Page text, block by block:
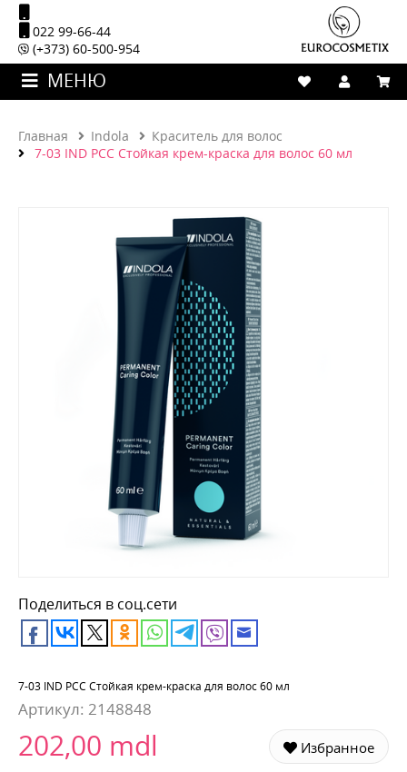
022 99-66-44
(+373) 60-500-954
МЕНЮ
Главная Indola
Краситель для волос
7-03 IND PCC Стойкая крем-краска для волос 60 мл
Поделиться в соц.сети
7-03 IND PCC Стойкая крем-краска для волос 60 мл
Артикул: 2148848
202,00 mdl Избранное